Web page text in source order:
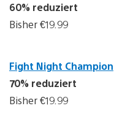
60% reduziert
Bisher €19.99
Fight Night Champion
70% reduziert
Bisher €19.99